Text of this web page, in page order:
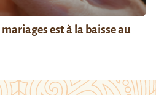
est à la baisse au